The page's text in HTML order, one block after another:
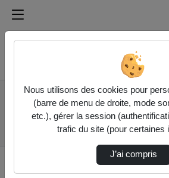
Médiathèque de
Rechercher un média sur
Accueil
Vidéos
Continuer un
calendrier
nécrologique dans
Nous utilisons des cookies pour
(barre de menu de droite, mode
etc.), gérer la session
trafic du site (pour certaines
J’ai compris